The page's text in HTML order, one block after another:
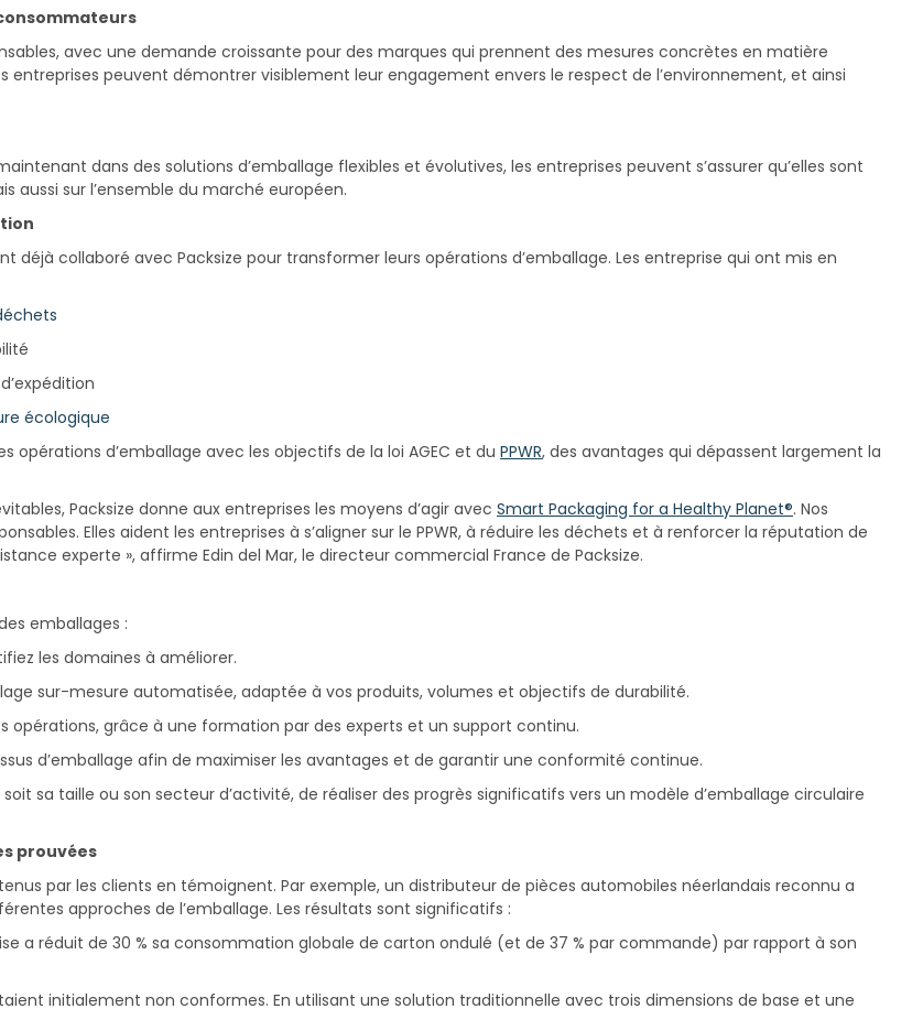
avec une demande croissante pour des marques qui prennent des mesures concrètes en matière
entreprises peuvent démontrer visiblement leur engagement envers le respect de l’environnement, et ainsi
dans des solutions d’emballage flexibles et évolutives, les entreprises peuvent s’assurer qu’elles sont
aussi sur l’ensemble du marché européen.
déjà collaboré avec Packsize pour transformer leurs opérations d’emballage. Les entreprise qui ont mis en
écologique
d’emballage avec les objectifs de la loi AGEC et du PPWR, des avantages qui dépassent largement la
Packsize donne aux entreprises les moyens d’agir avec Smart Packaging for a Healthy Planet®. Nos
Elles aident les entreprises à s’aligner sur le PPWR, à réduire les déchets et à renforcer la réputation de
experte », affirme Edin del Mar, le directeur commercial France de Packsize.
emballages :
les domaines à améliorer.
sur-mesure automatisée, adaptée à vos produits, volumes et objectifs de durabilité.
opérations, grâce à une formation par des experts et un support continu.
d’emballage afin de maximiser les avantages et de garantir une conformité continue.
sa taille ou son secteur d’activité, de réaliser des progrès significatifs vers un modèle d’emballage circulaire
prouvées
par les clients en témoignent. Par exemple, un distributeur de pièces automobiles néerlandais reconnu a
approches de l’emballage. Les résultats sont significatifs :
a réduit de 30 % sa consommation globale de carton ondulé (et de 37 % par commande) par rapport à son
initialement non conformes. En utilisant une solution traditionnelle avec trois dimensions de base et une